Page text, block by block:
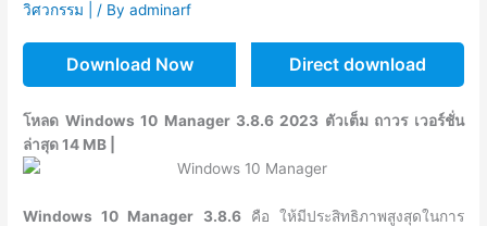
วิศวกรรม |
/ Byadminarf
Download Now Direct download
โหลด Windows 10 Manager 3.8.6 2023 ตัวเต็ม ถาวร เวอร์ชั่น
ล่าสุด 14 MB |
Windows 10 Manager 3.8.6 คือ ให้มีประสิทธิภาพสูงสุดในการ